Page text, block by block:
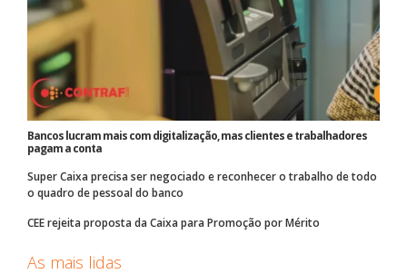
Bancos lucram mais com digitalização, mas clientes e trabalhadores
pagam a conta
Super Caixa precisa ser negociado e reconhecer o trabalho de todo
o quadro de pessoal do banco
CEE rejeita proposta da Caixa para Promoção por Mérito
As mais lidas